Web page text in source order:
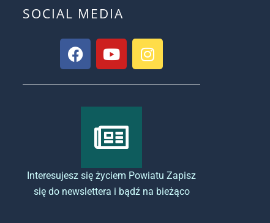
SOCIAL MEDIA
Interesujesz się życiem Powiatu Zapisz
się do newslettera i bądź na bieżąco